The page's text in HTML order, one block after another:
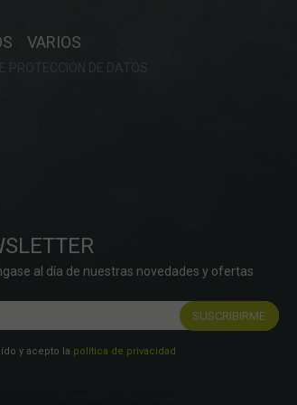
VARIOS
PROTECCIÓN DE DATOS
al día de nuestras novedades y ofertas
y acepto la política de privacidad